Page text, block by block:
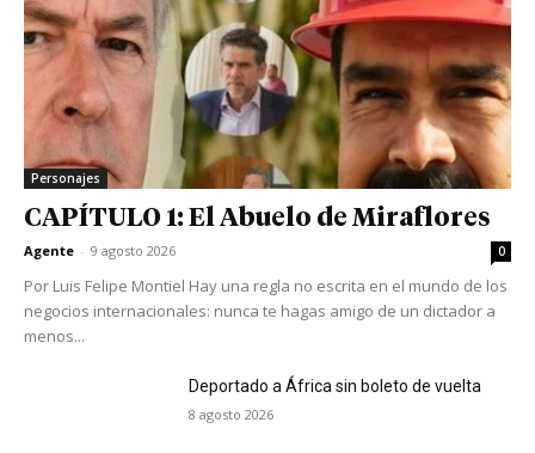
Personajes
CAPÍTULO 1: El Abuelo de Miraflores
Agente - 9 agosto 2026 0
Por Luis Felipe Montiel Hay una regla no escrita en el mundo de los
negocios internacionales: nunca te hagas amigo de un dictador a
menos...
Deportado a África sin boleto de vuelta
8 agosto 2026